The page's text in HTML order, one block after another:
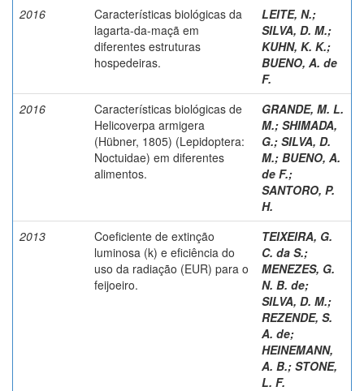
2016
Características biológicas da
lagarta-da-maçã em
diferentes estruturas
hospedeiras.
LEITE, N.;
SILVA, D. M.;
KUHN, K. K.;
BUENO, A. de
F.
2016
Características biológicas de
Helicoverpa armigera
(Hübner, 1805) (Lepidoptera:
Noctuidae) em diferentes
alimentos.
GRANDE, M. L.
M.; SHIMADA,
G.; SILVA, D.
M.; BUENO, A.
de F.;
SANTORO, P.
H.
2013
Coeficiente de extinção
luminosa (k) e eficiência do
uso da radiação (EUR) para o
feijoeiro.
TEIXEIRA, G.
C. da S.;
MENEZES, G.
N. B. de;
SILVA, D. M.;
REZENDE, S.
A. de;
HEINEMANN,
A. B.; STONE,
L. F.